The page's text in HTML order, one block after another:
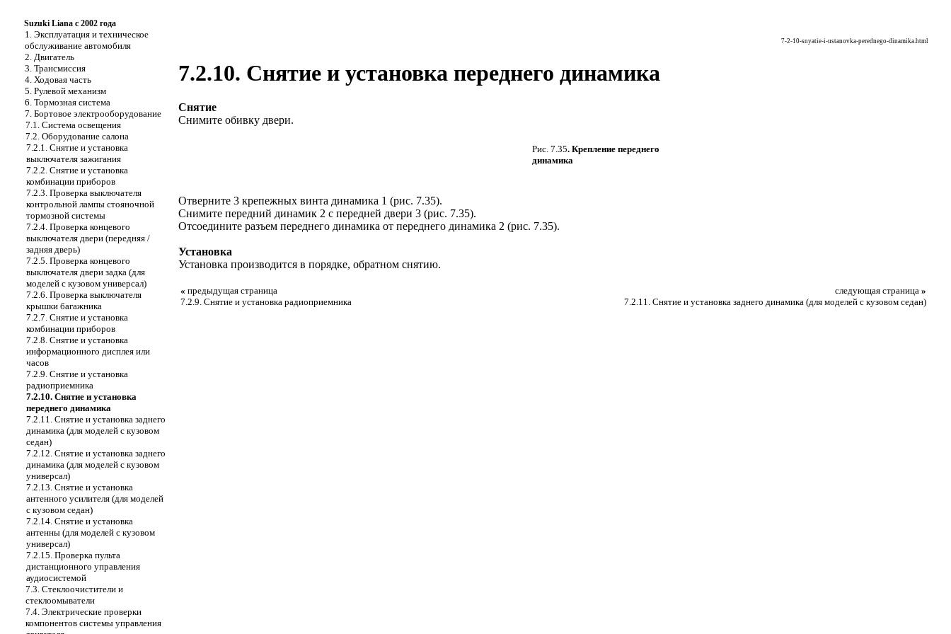
Suzuki Liana с 2002 года
1. Эксплуатация и техническое
обслуживание автомобиля
2. Двигатель
3. Трансмиссия
4. Ходовая часть
5. Рулевой механизм
6. Тормозная система
7. Бортовое электрооборудование
7.1. Система освещения
7.2. Оборудование салона
7.2.1. Снятие и установка
выключателя зажигания
7.2.2. Снятие и установка
комбинации приборов
7.2.3. Проверка выключателя
контрольной лампы стояночной
тормозной системы
7.2.4. Проверка концевого
выключателя двери (передняя /
задняя дверь)
7.2.5. Проверка концевого
выключателя двери задка (для
моделей с кузовом универсал)
7.2.6. Проверка выключателя
крышки багажника
7.2.7. Снятие и установка
комбинации приборов
7.2.8. Снятие и установка
информационного дисплея или
часов
7.2.9. Снятие и установка
радиоприемника
7.2.10. Снятие и установка
переднего динамика
7.2.11. Снятие и установка заднего
динамика (для моделей с кузовом
седан)
7.2.12. Снятие и установка заднего
динамика (для моделей с кузовом
универсал)
7.2.13. Снятие и установка
антенного усилителя (для моделей
с кузовом седан)
7.2.14. Снятие и установка
антенны (для моделей с кузовом
универсал)
7.2.15. Проверка пульта
дистанционного управления
аудиосистемой
7.3. Стеклоочистители и
стеклоомыватели
7.4. Электрические проверки
компонентов системы управления
7-2-10-snyatie-i-ustanovka-perednego-dinamika.html
7.2.10. Снятие и установка переднего динамика
Снятие
Снимите обивку двери.
Рис. 7.35. Крепление переднего
динамика
Отверните 3 крепежных винта динамика 1 (рис. 7.35).
Снимите передний динамик 2 с передней двери 3 (рис. 7.35).
Отсоедините разъем переднего динамика от переднего динамика 2 (рис. 7.35).
Установка
Установка производится в порядке, обратном снятию.
« предыдущая страница
7.2.9. Снятие и установка радиоприемника
следующая страница »
7.2.11. Снятие и установка заднего динамика (для моделей с кузовом седан)